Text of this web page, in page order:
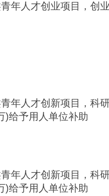
年人才创业项目，创
年人才创新项目，科
)给予用人单位补助
年人才创新项目，科
)给予用人单位补助